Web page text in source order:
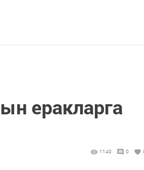
еракларга
1140 0